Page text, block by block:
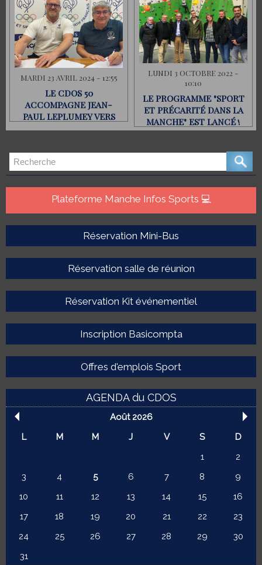
MARDI 23 AVRIL 2024 - 12:55
LE CDOS 50
ACCOMPAGNE JEAN-
PAUL LEPLUMEY VERS
LES JEUX D’HIVER 2026 !
LUNDI 3 OCTOBRE 2022 -
10:10
LE PROGRAMME "SPORT
ET PRÉCARITÉ DANS LA
MANCHE" EST LANCÉ !
Plateforme Manche Infos Sports 💻
Réservation Mini-Bus
Réservation salle de réunion
Réservation Kit événementiel
Inscription Basicompta
Offres d'emplois Sport
AGENDA du CDOS
Août 2026
L
M M J V S
D
1
2
3
4 5 6 7 8
9
10
11 12 13 14 15
16
17
18 19 20 21 22
23
24
25 26 27 28 29
30
31